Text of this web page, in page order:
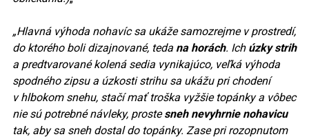
„Hlavná výhoda nohavíc sa ukáže samozrejme v prostredí,
do ktorého boli dizajnované, teda na horách. Ich úzky strih
a predtvarované kolená sedia vynikajúco, veľká výhoda
spodného zipsu a úzkosti strihu sa ukážu pri chodení
v hlbokom snehu, stačí mať troška vyžšie topánky a vôbec
nie sú potrebné návleky, prostesneh nevyhrnie nohavicu
tak, aby sa sneh dostal do topánky. Zase pri rozopnutom